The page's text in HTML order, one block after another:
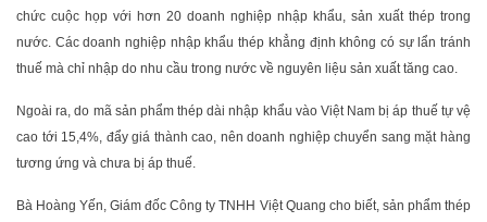
chức cuộc họp với hơn 20 doanh nghiệp nhập khẩu, sản xuất thép trong
nước. Các doanh nghiệp nhập khẩu thép khẳng định không có sự lẩn tránh
thuế mà chỉ nhập do nhu cầu trong nước về nguyên liệu sản xuất tăng cao.
Ngoài ra, do mã sản phẩm thép dài nhập khẩu vào Việt Nam bị áp thuế tự vệ
cao tới 15,4%, đẩy giá thành cao, nên doanh nghiệp chuyển sang mặt hàng
tương ứng và chưa bị áp thuế.
Bà Hoàng Yến, Giám đốc Công ty TNHH Việt Quang cho biết, sản phẩm thép